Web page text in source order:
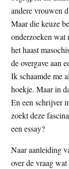
andere vrouwen
Maar die keuze
onderzoeken wat
het haast
de overgave aan
Ik schaamde me
hoekje. Maar in
En een schrijver
zoekt deze
een essay?
Naar aanleiding
over de vraag